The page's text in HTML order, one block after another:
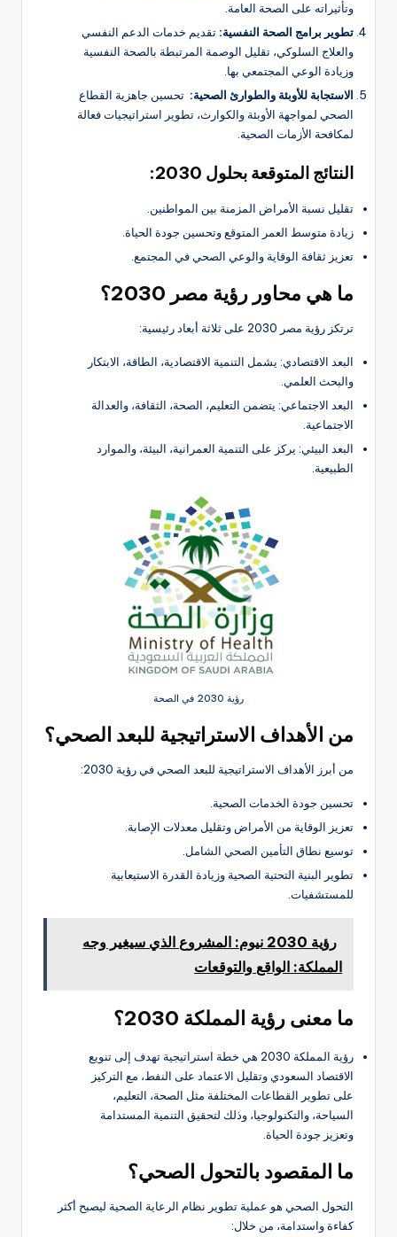
وتأثيراته على الصحة العامة.
تطوير برامج الصحة النفسية: تقديم خدمات الدعم النفسي
والعلاج السلوكي، تقليل الوصمة المرتبطة بالصحة النفسية
وزيادة الوعي المجتمعي بها.
الاستجابة للأوبئة والطوارئ الصحية: تحسين جاهزية القطاع
الصحي لمواجهة الأوبئة والكوارث، تطوير استراتيجيات فعالة
لمكافحة الأزمات الصحية.
النتائج المتوقعة بحلول 2030:
تقليل نسبة الأمراض المزمنة بين المواطنين.
زيادة متوسط العمر المتوقع وتحسين جودة الحياة.
تعزيز ثقافة الوقاية والوعي الصحي في المجتمع.
ما هي محاور رؤية مصر 2030؟
ترتكز رؤية مصر 2030 على ثلاثة أبعاد رئيسية:
البعد الاقتصادي: يشمل التنمية الاقتصادية، الطاقة، الابتكار
والبحث العلمي.
البعد الاجتماعي: يتضمن التعليم، الصحة، الثقافة، والعدالة
الاجتماعية.
البعد البيئي: يركز على التنمية العمرانية، البيئة، والموارد
الطبيعية.
رؤية 2030 في الصحة
من الأهداف الاستراتيجية للبعد الصحي؟
من أبرز الأهداف الاستراتيجية للبعد الصحي في رؤية 2030:
تحسين جودة الخدمات الصحية.
تعزيز الوقاية من الأمراض وتقليل معدلات الإصابة.
توسيع نطاق التأمين الصحي الشامل.
تطوير البنية التحتية الصحية وزيادة القدرة الاستيعابية
للمستشفيات.
رؤية 2030 نيوم: المشروع الذي سيغير وجه
المملكة: الواقع والتوقعات
ما معنى رؤية المملكة 2030؟
رؤية المملكة 2030 هي خطة استراتيجية تهدف إلى تنويع
الاقتصاد السعودي وتقليل الاعتماد على النفط، مع التركيز
على تطوير القطاعات المختلفة مثل الصحة، التعليم،
السياحة، والتكنولوجيا، وذلك لتحقيق التنمية المستدامة
وتعزيز جودة الحياة.
ما المقصود بالتحول الصحي؟
التحول الصحي هو عملية تطوير نظام الرعاية الصحية ليصبح أكثر
كفاءة واستدامة، من خلال: